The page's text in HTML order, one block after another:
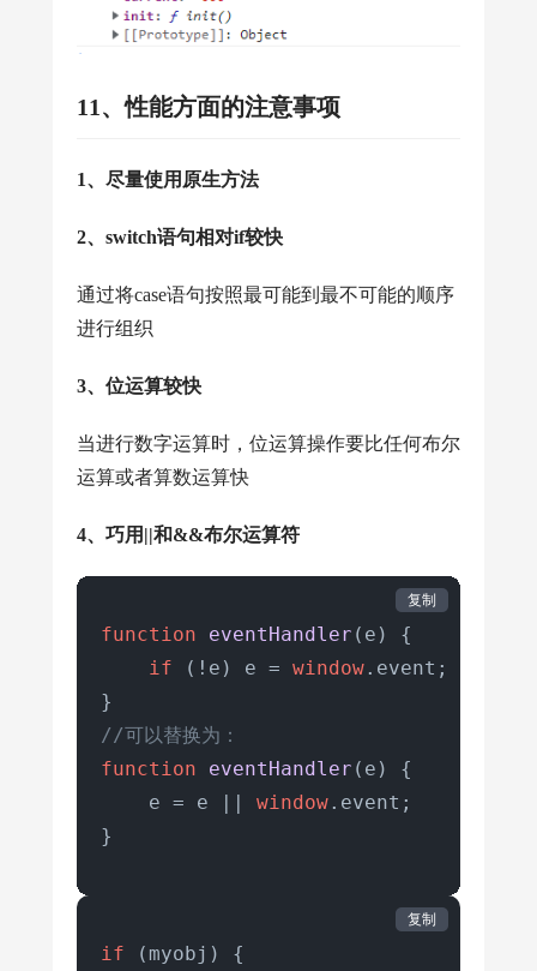
function verify
      }
// 解决方法2 如果变量和函数需要在“外面”引用
// 我们这里用一个function做命名空间而不是
myNameSpace =
console.log('init'
      }
'change'
      }
//所有需要在命名空间外调用的函数和属性都要
:verify,
            current
11、性能方面的注意事项
1、尽量使用原生方法
2、switch语句相对if较快
通过将case语句按照最可能到最不可能的顺序
进行组织
3、位运算较快
当进行数字运算时，位运算操作要比任何布尔
运算或者算数运算快
4、巧用||和&&布尔运算符
function eventHandler ( e ) {
if (!e) e = window. event ;
//可以替换为：
function
eventHandler ( e ) {
    e = e ||
window. event ;
}
复制
if (myobj) {
复制